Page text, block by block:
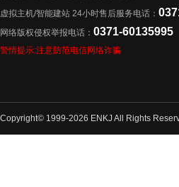
虚拟主机/智能建站 24小时售后服务电话：
网络版权侵权举报电话： 0371-60135995
警情提示:注意防范电信网络诈骗
Copyright© 1999-2026 ENKJ All Rights